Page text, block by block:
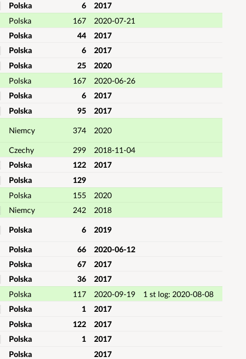
Polska 6
2017
Polska 167
2020-07-21
Polska 44
2017
Polska 6
2017
Polska 25
2020
Polska 167
2020-06-26
Polska 6
2017
Polska 95 2017
Niemcy 374 2020
Czechy 299
2018-11-04
Polska 122
2017
Polska
129
Polska 155
2020
Niemcy 242 2018
Polska 6 2019
Polska 66
2020-06-12
Polska 67
2017
Polska 36
2017
Polska 117 2020-09-19
1 st log: 2020-08-08
Polska 1
2017
Polska 122
2017
Polska 1
2017
Polska
2017